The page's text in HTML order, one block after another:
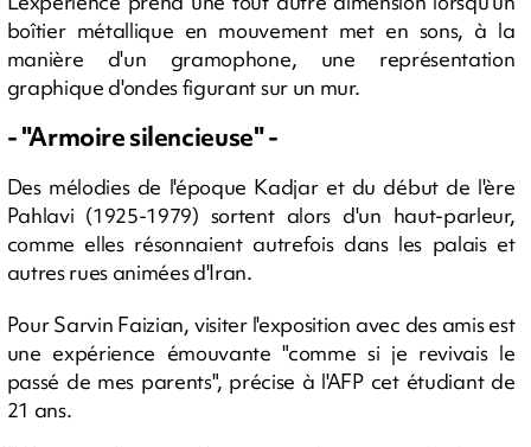
boîtier métallique en mouvement met en sons, à la
manière d'un gramophone, une représentation
graphique d'ondes figurant sur un mur.
- "Armoire silencieuse" -
Des mélodies de l'époque Kadjar et du début de l'ère
Pahlavi (1925-1979) sortent alors d'un haut-parleur,
comme elles résonnaient autrefois dans les palais et
autres rues animées d'Iran.
Pour Sarvin Faizian, visiter l'exposition avec des amis est
une expérience émouvante "comme si je revivais le
passé de mes parents", précise à l'AFP cet étudiant de
21 ans.